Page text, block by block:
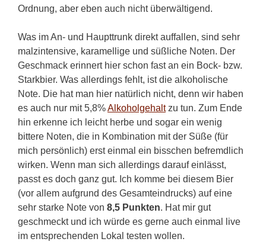
Ordnung, aber eben auch nicht überwältigend.
Was im An- und Haupttrunk direkt auffallen, sind sehr
malzintensive, karamellige und süßliche Noten. Der
Geschmack erinnert hier schon fast an ein Bock- bzw.
Starkbier. Was allerdings fehlt, ist die alkoholische
Note. Die hat man hier natürlich nicht, denn wir haben
es auch nur mit 5,8%Alkoholgehaltzu tun. Zum Ende
hin erkenne ich leicht herbe und sogar ein wenig
bittere Noten, die in Kombination mit der Süße (für
mich persönlich) erst einmal ein bisschen befremdlich
wirken. Wenn man sich allerdings darauf einlässt,
passt es doch ganz gut. Ich komme bei diesem Bier
(vor allem aufgrund des Gesamteindrucks) auf eine
sehr starke Note von 8,5 Punkten. Hat mir gut
geschmeckt und ich würde es gerne auch einmal live
im entsprechenden Lokal testen wollen.